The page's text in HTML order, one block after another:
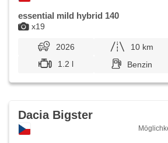
x19
essential mild hybrid 140
2026 10 km
1.2 l
Benzin
Dacia Bigster